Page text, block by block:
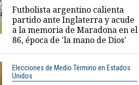
Futbolista argentino calienta
partido ante Inglaterra y acude
a la memoria de Maradona en el
86, época de 'la mano de Dios'
Elecciones de Medio Término en Estados
Unidos